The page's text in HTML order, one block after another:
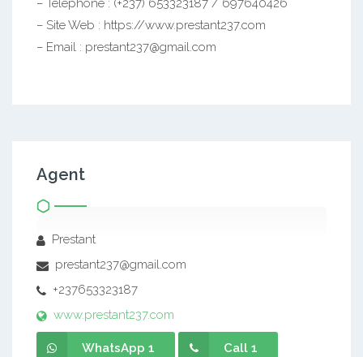
– Téléphone : (+237) 653323187 / 697640426
– Site Web : https://www.prestant237.com
– Email : prestant237@gmail.com
Agent
Prestant
prestant237@gmail.com
+237653323187
www.prestant237.com
WhatsApp 1 Call 1